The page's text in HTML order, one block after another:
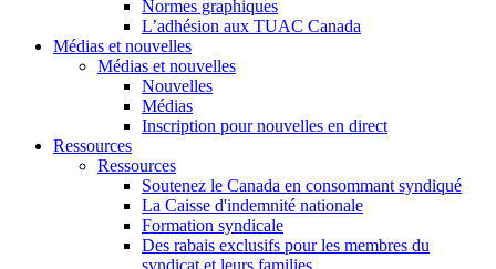
Normes graphiques
L’adhésion aux TUAC Canada
Médias et nouvelles
Médias et nouvelles
Nouvelles
Médias
Inscription pour nouvelles en direct
Ressources
Ressources
Soutenez le Canada en consommant syndiqué
La Caisse d'indemnité nationale
Formation syndicale
Des rabais exclusifs pour les membres du
syndicat et leurs families